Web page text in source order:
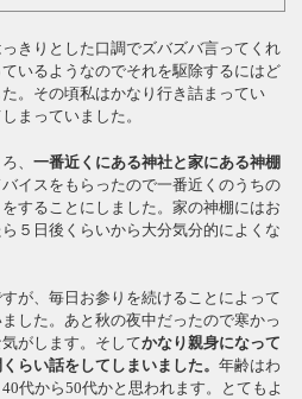
っきりとした口調でズバズバ言ってくれ
いるようなのでそれを駆除するにはど
。その頃私はかなり行き詰まってい
まっていました。
、一番近くにある神社と家にある神棚
バイスをもらったので一番近くのうちの
することにしました。家の神棚にはお
５日後くらいから大分気分的によくな
が、毎日お参りを続けることによって
した。あと秋の夜中だったので寒かっ
がします。そしてかなり親身になって
らい話をしてしまいました。年齢はわ
代から50代かと思われます。とてもよ